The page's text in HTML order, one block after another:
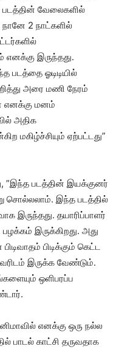
படத்தின் வேலைகளில்
2 நாட்களில்
எனக்கு இருந்தது.
படத்தை ஓடிடியில்
அரை மணி நேரம்
எனக்கு மனம்
அதிக
மகிழ்ச்சியும் ஏற்பட்டது”
”இந்த படத்தின் இயக்குனர்
சொல்லலாம். இந்த படத்தில்
இருந்தது. தயாரிப்பாளர்
பழக்கம் இருக்கிறது. அது
பிடிக்கும் கெட்ட
இருக்க வேண்டும்.
ஒளிபரப்ப
எனக்கு ஒரு நல்ல
பாடல் காட்சி தருவதாக